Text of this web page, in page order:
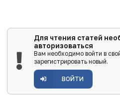
Для чтения статей
авторизоваться
Вам необходимо войти в
зарегистрировать новый.
ВОЙТИ